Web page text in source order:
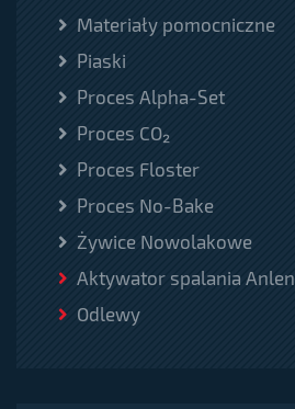
Materiały pomocniczne
Piaski
Proces Alpha-Set
Proces CO₂
Proces Floster
Proces No-Bake
Żywice Nowolakowe
Aktywator spalania Anlen
Odlewy